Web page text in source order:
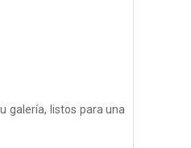
galería, listos para una